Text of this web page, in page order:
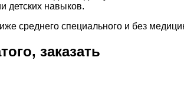
детских навыков.
специального и без
заказать